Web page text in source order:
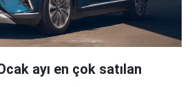
ayı en çok satılan